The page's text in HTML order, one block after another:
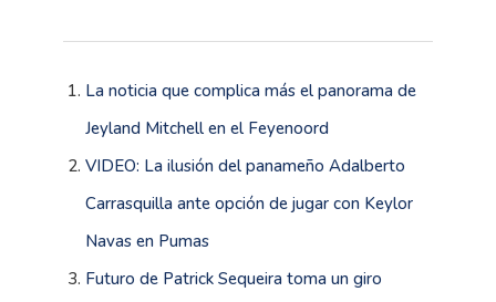
La noticia que complica más el panorama de
Jeyland Mitchell en el Feyenoord
VIDEO: La ilusión del panameño Adalberto
Carrasquilla ante opción de jugar con Keylor
Navas en Pumas
Futuro de Patrick Sequeira toma un giro